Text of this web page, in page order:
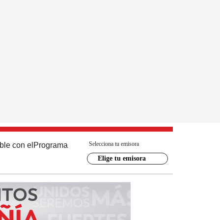
con el Programa Selecciona tu emisora
Elige tu emisora